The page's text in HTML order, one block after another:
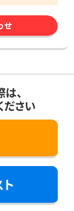
せ
、
さい